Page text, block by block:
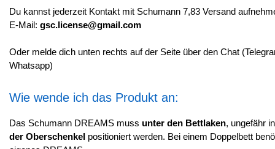
Du kannst jederzeit Kontakt mit Schumann 7,83 Versand
E-Mail: gsc.license@gmail.com
Oder melde dich unten rechts auf der Seite über den Chat
Whatsapp)
Wie wende ich das Produkt an:
Das Schumann DREAMS muss unter den Bettlaken, ungefähr
der Oberschenkel positioniert werden. Bei einem Doppelbett